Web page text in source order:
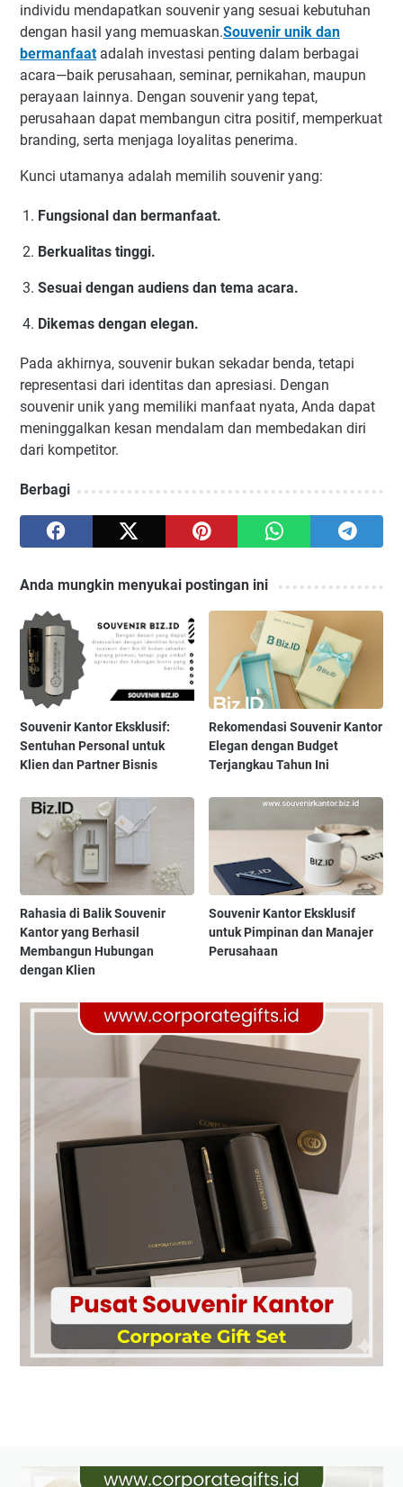
individu mendapatkan souvenir yang sesuai kebutuhan
dengan hasil yang memuaskan.Souvenir unik dan
bermanfaatadalah investasi penting dalam berbagai
acara—baik perusahaan, seminar, pernikahan, maupun
perayaan lainnya. Dengan souvenir yang tepat,
perusahaan dapat membangun citra positif, memperkuat
branding, serta menjaga loyalitas penerima.
Kunci utamanya adalah memilih souvenir yang:
Fungsional dan bermanfaat.
Berkualitas tinggi.
Sesuai dengan audiens dan tema acara.
Dikemas dengan elegan.
Pada akhirnya, souvenir bukan sekadar benda, tetapi
representasi dari identitas dan apresiasi. Dengan
souvenir unik yang memiliki manfaat nyata, Anda dapat
meninggalkan kesan mendalam dan membedakan diri
dari kompetitor.
Berbagi
Anda mungkin menyukai postingan ini
Souvenir Kantor Eksklusif:
Sentuhan Personal untuk
Klien dan Partner Bisnis
Rekomendasi Souvenir Kantor
Elegan dengan Budget
Terjangkau Tahun Ini
Rahasia di Balik Souvenir
Kantor yang Berhasil
Membangun Hubungan
dengan Klien
Souvenir Kantor Eksklusif
untuk Pimpinan dan Manajer
Perusahaan